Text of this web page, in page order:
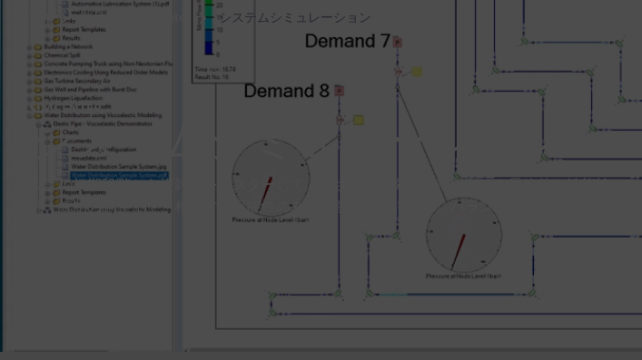
Home
製品 システムシミュレーション
SIMCENTER
システムシミュレーション
設計の初期段階から複雑さをマスターしてください。開発の初期段階から最終的な性能検
証、統制の調整まで、相反する可能性のある性能属性を評価し、バランスを取ってくださ